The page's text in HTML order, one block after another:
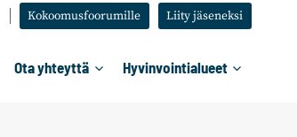
Kokoomusfoorumille Liity jäseneksi
Ota yhteyttä Hyvinvointialueet